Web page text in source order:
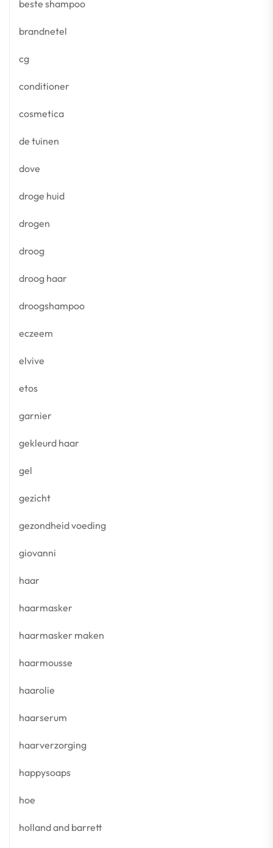
beste shampoo
brandnetel
cg
conditioner
cosmetica
de tuinen
dove
droge huid
drogen
droog
droog haar
droogshampoo
eczeem
elvive
etos
garnier
gekleurd haar
gel
gezicht
gezondheid voeding
giovanni
haar
haarmasker
haarmasker maken
haarmousse
haarolie
haarserum
haarverzorging
happysoaps
hoe
holland and barrett